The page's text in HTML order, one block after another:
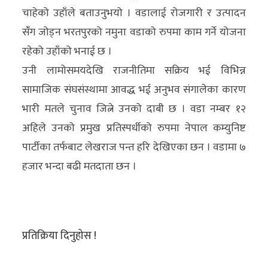
चाहेको उहाँले बताउनुभयो । वडालाई रोजगारी र उत्पादन
संँग जोड्न भरतपुरको नमुना वडाको रुपमा काम गर्ने योजना
रहेको उहाँको भनाई छ ।
उनी लामोसमयदेखि राजनीतिमा सक्रिय भई विभिन्न
सामाजिक संघसंस्थामा आवद्ध भई अनुभव संगालेका कारण
भारी मतले चुनाव जित्ने उनको दाबी छ । वडा नम्बर १२
अहिले उनको प्रमुख प्रतिस्पर्धीको रुपमा नेपाल कम्युनिष्ट
पार्टीका तर्फबाट लेखराज पन्त हरि देखिएका छन । वडामा ७
हजार भन्दा बढी मतदाता छन ।
प्रतिक्रिया दिनुहोस !